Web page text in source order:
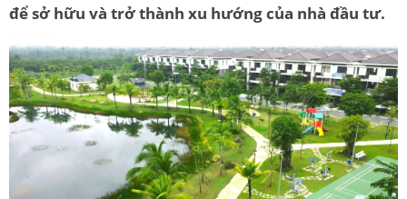
để sở hữu và trở thành xu hướng của nhà đầu tư.